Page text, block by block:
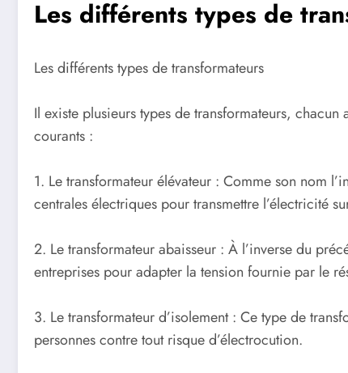
Les différents types de
Les différents types de transformateurs
Il existe plusieurs types de transformateurs,
courants :
1. Le transformateur élévateur : Comme son nom
centrales électriques pour transmettre l’électricité
2. Le transformateur abaisseur : À l’inverse du
entreprises pour adapter la tension fournie par le
3. Le transformateur d’isolement : Ce type de
personnes contre tout risque d’électrocution.